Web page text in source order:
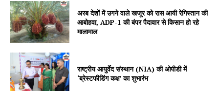
About
Contact us
Subscription Plans
My account
अरब देशों में उगने वाले खजूर को रास आयी रेगिस्तान की
आबोहवा, ADP-1 की बंपर पैदावार से किसान हो रहे
मालामाल
राष्ट्रीय आयुर्वेद संस्थान (NIA) की ओपीडी में
‘ब्रेस्टफीडिंग कक्ष’ का शुभारंभ